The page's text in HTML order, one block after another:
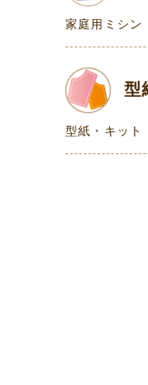
家庭用ミシン
型
型紙・キット